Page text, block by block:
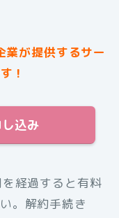
業が提供するサー
！
込み
経過すると有料
。解約手続き